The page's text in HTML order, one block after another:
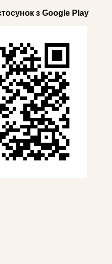
з Google Play